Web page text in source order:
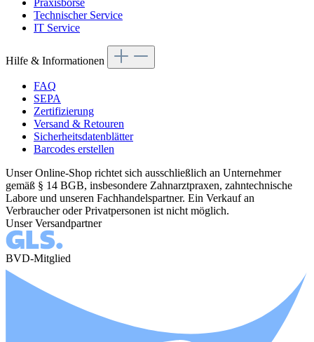
Praxisbörse
Technischer Service
IT Service
Hilfe & Informationen
FAQ
SEPA
Zertifizierung
Versand & Retouren
Sicherheitsdatenblätter
Barcodes erstellen
Unser Online-Shop richtet sich ausschließlich an Unternehmer
gemäß § 14 BGB, insbesondere Zahnarztpraxen, zahntechnische
Labore und unseren Fachhandelspartner. Ein Verkauf an
Verbraucher oder Privatpersonen ist nicht möglich.
Unser Versandpartner
BVD-Mitglied